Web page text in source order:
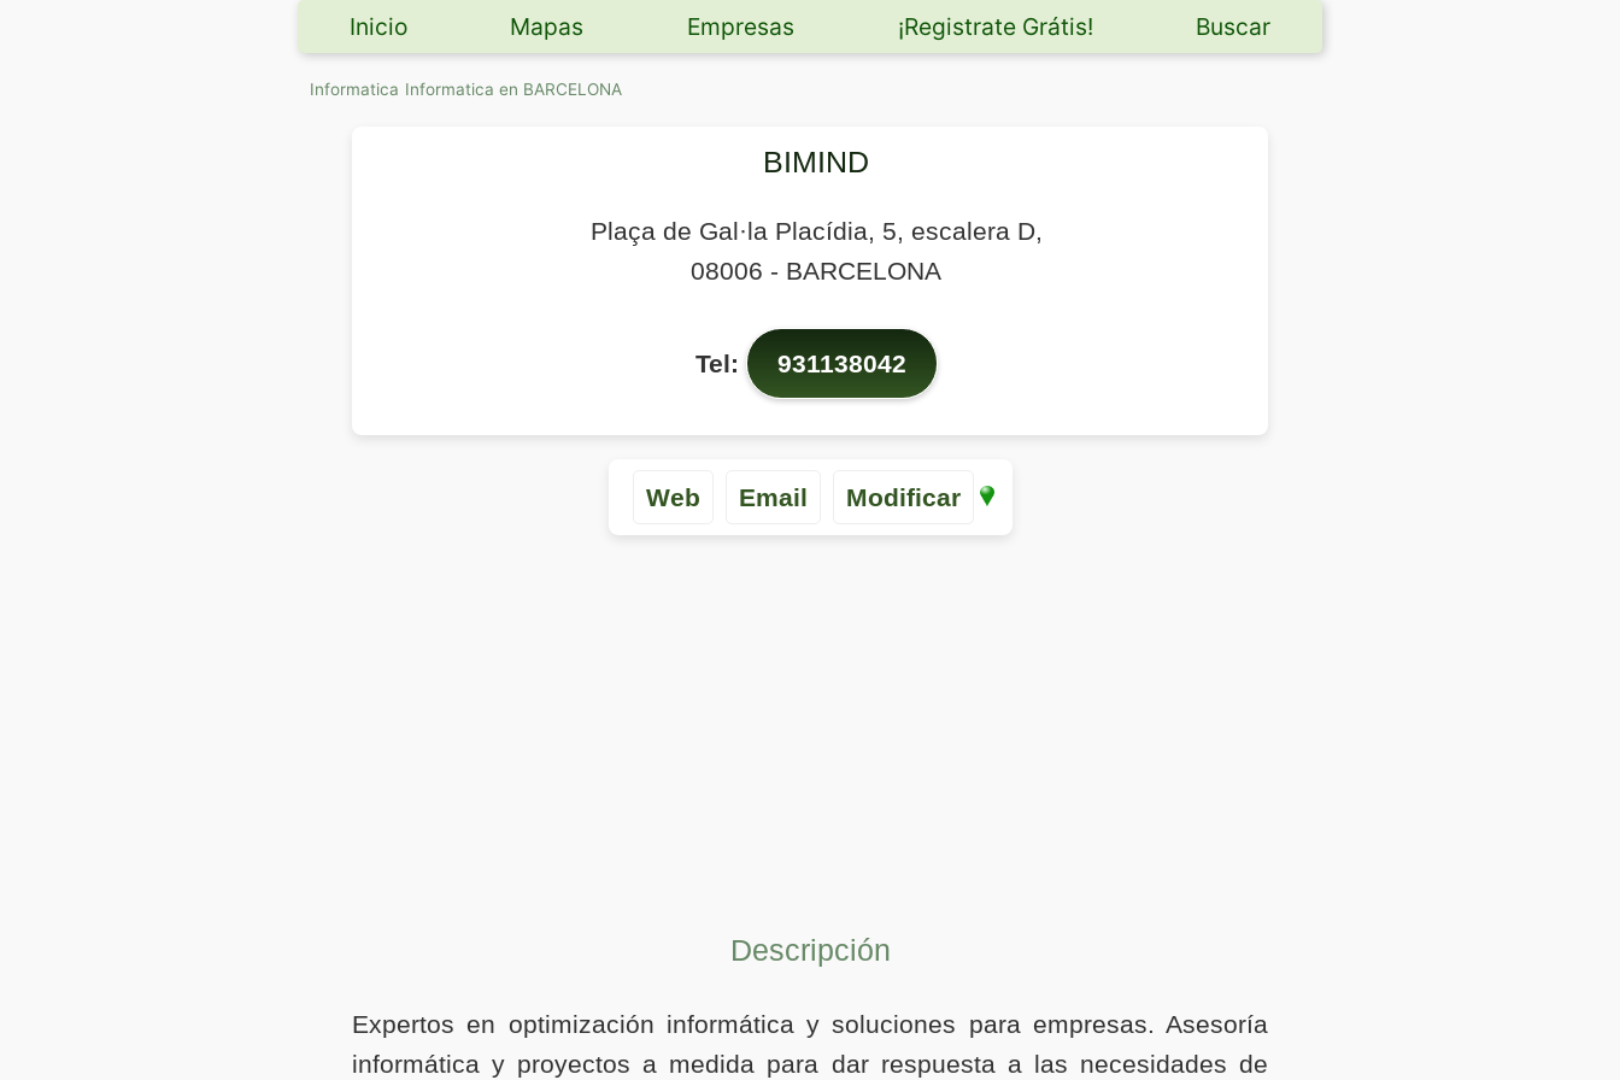
Inicio Mapas Empresas ¡Registrate Grátis! Buscar
Informatica Informatica en BARCELONA
BIMIND
Plaça de Gal·la Placídia, 5, escalera D,
08006 - BARCELONA
Tel: 931138042
Web Email Modificar
Descripción
Expertos en optimización informática y soluciones para empresas. Asesoría
informática y proyectos a medida para dar respuesta a las necesidades de